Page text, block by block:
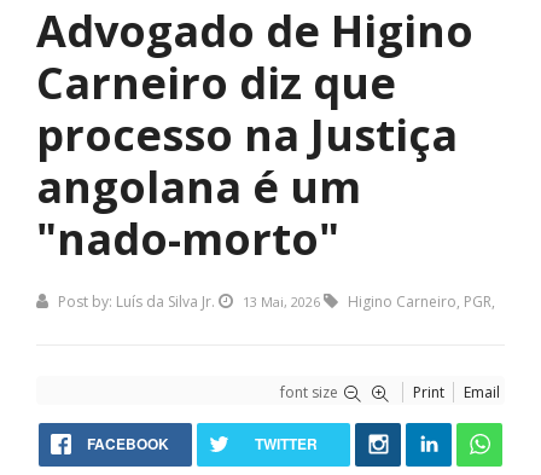
Advogado de Higino
Carneiro diz que
processo na Justiça
angolana é um
"nado-morto"
Post by: Luís da Silva Jr. 13 Mai, 2026 Higino Carneiro, PGR,
font size Print Email
FACEBOOK TWITTER